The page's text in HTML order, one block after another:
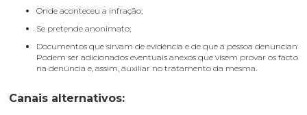
Onde aconteceu a infração;
Se pretende anonimato;
Documentos que sirvam de evidência e de que a pessoa denunciante
Podem ser adicionados eventuais anexos que visem provar os factos
na denúncia e, assim, auxiliar no tratamento da mesma.
Canais alternativos: